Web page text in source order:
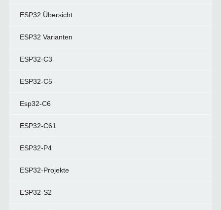
ESP32 Übersicht
ESP32 Varianten
ESP32-C3
ESP32-C5
Esp32-C6
ESP32-C61
ESP32-P4
ESP32-Projekte
ESP32-S2